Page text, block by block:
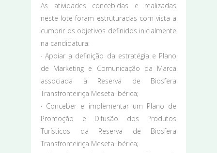
As atividades concebidas e realizadas
neste lote foram estruturadas com vista a
cumprir os objetivos definidos inicialmente
na candidatura:
· Apoiar a definição da estratégia e Plano
de Marketing e Comunicação da Marca
associada à Reserva de Biosfera
Transfronteiriça Meseta Ibérica;
· Conceber e implementar um Plano de
Promoção e Difusão dos Produtos
Turísticos da Reserva de Biosfera
Transfronteiriça Meseta Ibérica;